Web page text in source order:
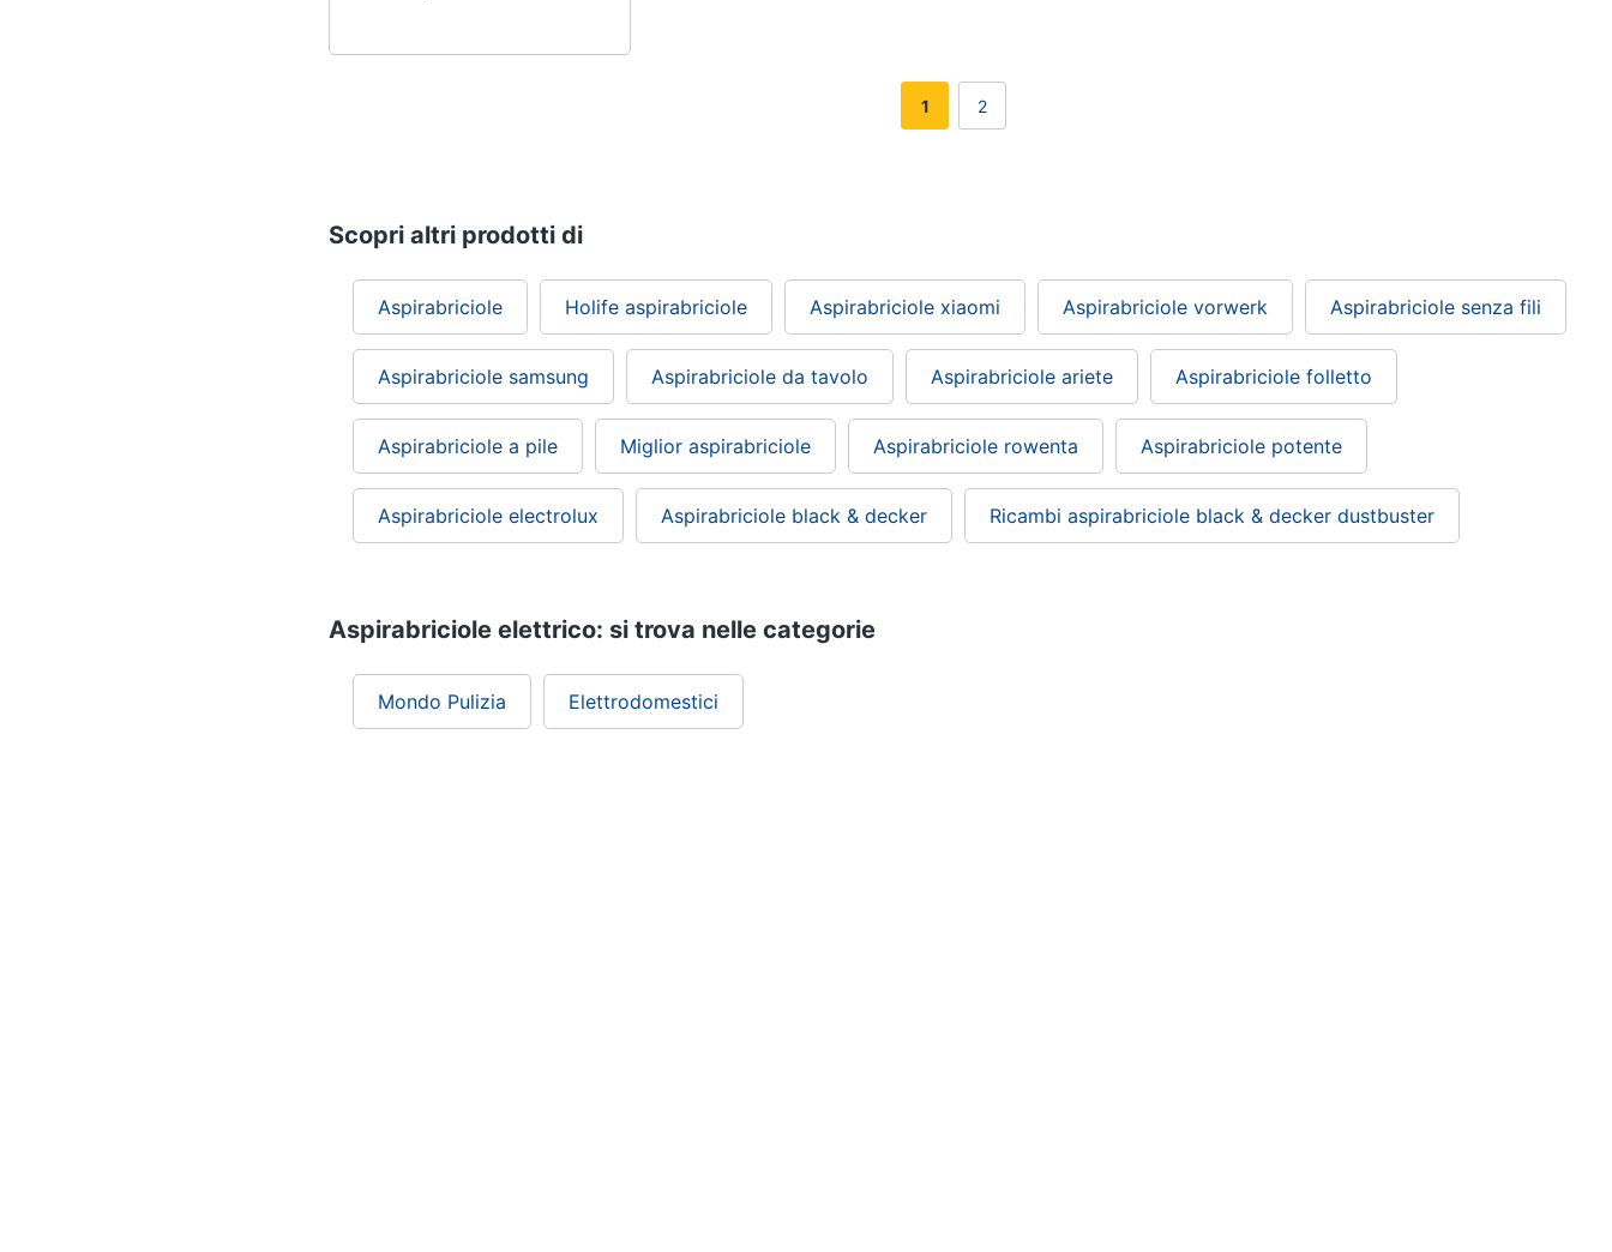
1 2
Scopri altri prodotti di
Aspirabriciole Holife aspirabriciole Aspirabriciole xiaomi Aspirabriciole vorwerk Aspirabriciole senza fili
Aspirabriciole samsung Aspirabriciole da tavolo Aspirabriciole ariete Aspirabriciole folletto
Aspirabriciole a pile Miglior aspirabriciole Aspirabriciole rowenta Aspirabriciole potente
Aspirabriciole electrolux Aspirabriciole black & decker Ricambi aspirabriciole black & decker dustbuster
Aspirabriciole elettrico: si trova nelle categorie
Mondo Pulizia Elettrodomestici